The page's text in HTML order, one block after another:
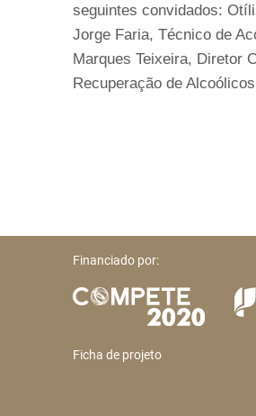
seguintes convidados:
Jorge Faria, Técnico de
Marques Teixeira, Diretor
Recuperação de
Financiado por:
Ficha de projeto